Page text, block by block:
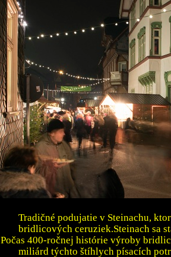
Tradičné podujatie v Steinachu,
bridlicových ceruziek.Steinach sa
Počas 400-ročnej histórie výroby
miliárd týchto štíhlych písacích